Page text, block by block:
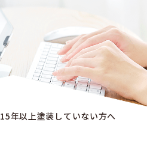
15年以上塗装していない方へ